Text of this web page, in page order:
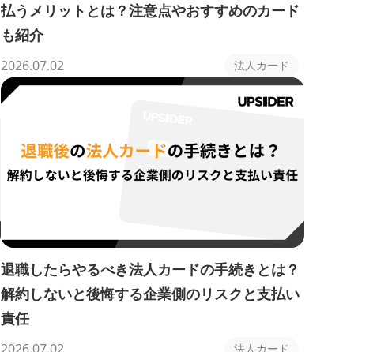
払うメリットとは？注意点やおすすめのカード
も紹介
2026.07.02 法人カード
退職したらやるべき法人カードの手続きとは？
解約しないと後悔する企業側のリスクと支払い
責任
法人カード